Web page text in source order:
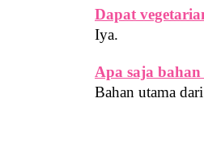
Dapat
Iya.
Apa saja
Bahan utama